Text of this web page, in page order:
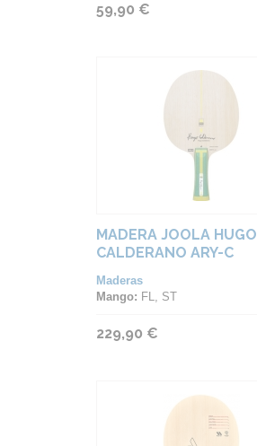
59,90 €
MADERA JOOLA HUGO
CALDERANO ARY-C
Maderas
Mango: FL, ST
229,90 €